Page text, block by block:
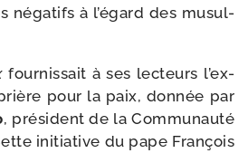
néga­tifs à l’é­gard des musul­
four­nis­sait à ses lec­teurs l’ex­
pour la paix, don­née par
, pré­sident de la Communauté
ini­tia­tive du pape François